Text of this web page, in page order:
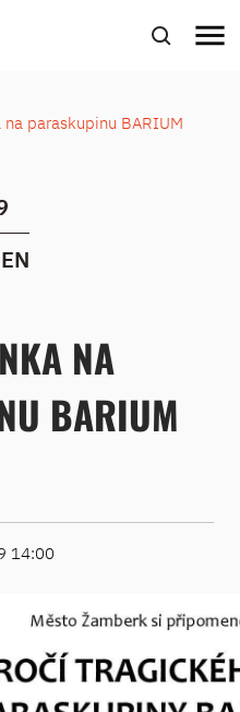
menu
paraskupinu BARIUM
NA
BARIUM
14:00